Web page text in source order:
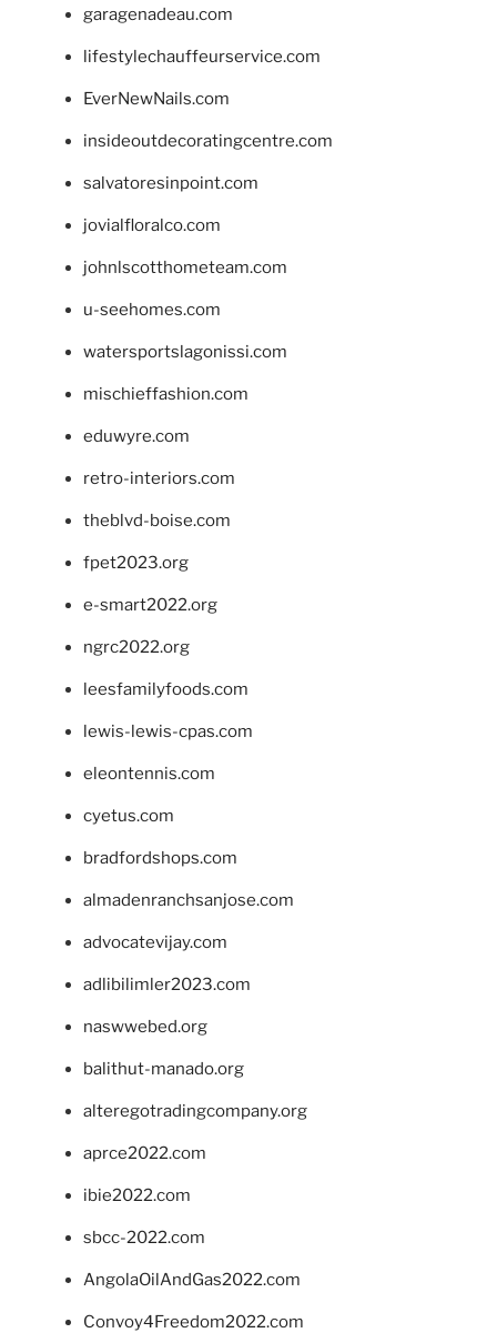
garagenadeau.com
lifestylechauffeurservice.com
EverNewNails.com
insideoutdecoratingcentre.com
salvatoresinpoint.com
jovialfloralco.com
johnlscotthometeam.com
u-seehomes.com
watersportslagonissi.com
mischieffashion.com
eduwyre.com
retro-interiors.com
theblvd-boise.com
fpet2023.org
e-smart2022.org
ngrc2022.org
leesfamilyfoods.com
lewis-lewis-cpas.com
eleontennis.com
cyetus.com
bradfordshops.com
almadenranchsanjose.com
advocatevijay.com
adlibilimler2023.com
naswwebed.org
balithut-manado.org
alteregotradingcompany.org
aprce2022.com
ibie2022.com
sbcc-2022.com
AngolaOilAndGas2022.com
Convoy4Freedom2022.com